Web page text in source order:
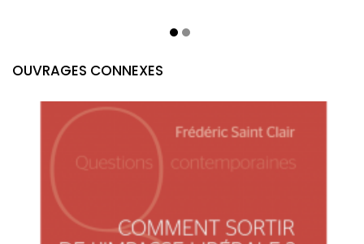
OUVRAGES CONNEXES